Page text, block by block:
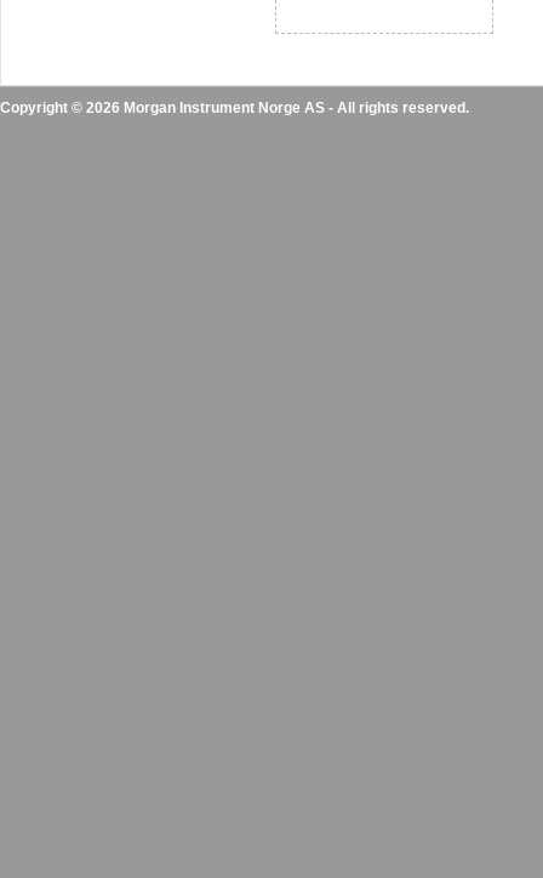
Copyright © 2026 Morgan Instrument Norge AS - All rights reserved.